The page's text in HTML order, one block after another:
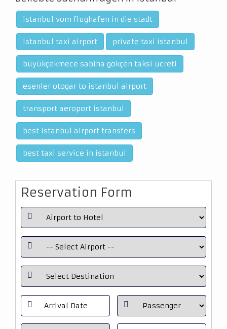
istanbul vom flughafen in die stadt
istanbul taxi airport private taxi istanbul
büyükçekmece sabiha gökçen taksi ücreti
esenler otogar to istanbul airport
transport aeroport istanbul
best istanbul airport transfers
best taxi service in istanbul
Reservation Form